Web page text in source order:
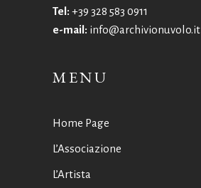
Tel: +39 328 583 0911
e-mail: info@archivionuvolo.it
MENU
Home Page
L’Associazione
L’Artista